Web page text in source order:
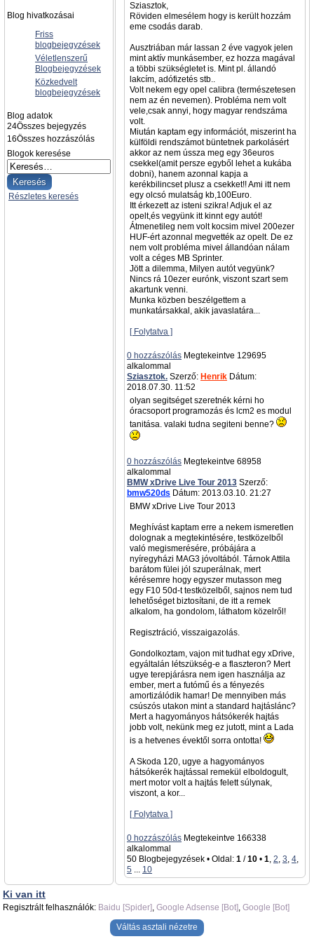
Blog hivatkozásai
Friss
blogbejegyzések
Véletlenszerű
Blogbejegyzések
Közkedvelt
blogbejegyzések
Blog adatok
24Összes bejegyzés
16Összes hozzászólás
Blogok keresése
Részletes keresés
Sziasztok,
Röviden elmesélem hogy is került hozzám
eme csodás darab.
Ausztriában már lassan 2 éve vagyok jelen
mint aktív munkásember, ez hozza magával
a többi szükségletet is. Mint pl. állandó
lakcím, adófizetés stb..
Volt nekem egy opel calibra (természetesen
nem az én nevemen). Probléma nem volt
vele,csak annyi, hogy magyar rendszáma
volt.
Miután kaptam egy információt, miszerint ha
külföldi rendszámot büntetnek parkolásért
akkor az nem ússza meg egy 36euros
csekkel(amit persze egyből lehet a kukába
dobni), hanem azonnal kapja a
kerékbilincset plusz a csekket!! Ami itt nem
egy olcsó mulatság kb,100Euro.
Itt érkezett az isteni szikra! Adjuk el az
opelt,és vegyünk itt kinnt egy autót!
Átmenetileg nem volt kocsim mivel 200ezer
HUF-ért azonnal megvették az opelt. De ez
nem volt probléma mivel állandóan nálam
volt a céges MB Sprinter.
Jött a dilemma, Milyen autót vegyünk?
Nincs rá 10ezer eurónk, viszont szart sem
akartunk venni.
Munka közben beszélgettem a
munkatársakkal, akik javaslatára...
[ Folytatva ]
0 hozzászólás Megtekeintve 129695
alkalommal
Sziasztok. Szerző: Henrik Dátum:
2018.07.30. 11:52
olyan segitséget szeretnék kérni ho
óracsoport programozás és lcm2 es modul
tanitása. valaki tudna segiteni benne?
0 hozzászólás Megtekeintve 68958
alkalommal
BMW xDrive Live Tour 2013 Szerző:
bmw520ds Dátum: 2013.03.10. 21:27
BMW xDrive Live Tour 2013
Meghívást kaptam erre a nekem ismeretlen
dolognak a megtekintésére, testközelből
való megismerésére, próbájára a
nyíregyházi MAG3 jóvoltából. Tárnok Attila
barátom fülei jól szuperálnak, mert
kérésemre hogy egyszer mutasson meg
egy F10 50d-t testközelből, sajnos nem tud
lehetőséget biztosítani, de itt a remek
alkalom, ha gondolom, láthatom közelről!
Regisztráció, visszaigazolás.
Gondolkoztam, vajon mit tudhat egy xDrive,
egyáltalán létszükség-e a flaszteron? Mert
ugye terepjárásra nem igen használja az
ember, mert a futómű és a fényezés
amortizálódik hamar! De mennyiben más
csúszós utakon mint a standard hajtáslánc?
Mert a hagyományos hátsókerék hajtás
jobb volt, nekünk meg ez jutott, mint a Lada
is a hetvenes évektől sorra ontotta!
A Skoda 120, ugye a hagyományos
hátsókerék hajtással remekül elboldogult,
mert motor volt a hajtás felett súlynak,
viszont, a kor...
[ Folytatva ]
0 hozzászólás Megtekeintve 166338
alkalommal
50 Blogbejegyzések • Oldal: 1 /10 • 1, 2, 3, 4,
5 ... 10
Ki van itt
Regisztrált felhasználók: Baidu [Spider], Google Adsense [Bot], Google [Bot]
Váltás asztali nézetre